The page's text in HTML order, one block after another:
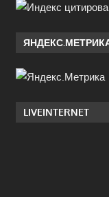
LIVEINTERNET